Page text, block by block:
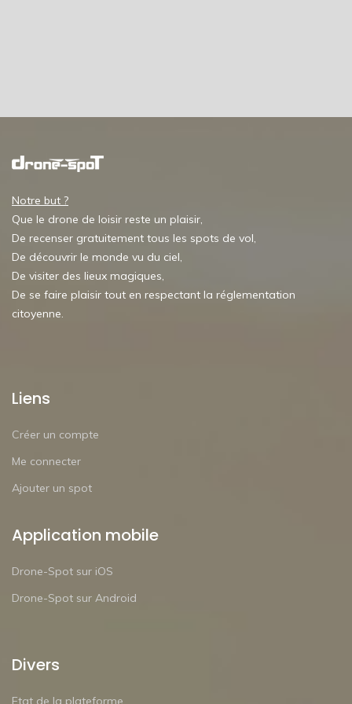
Notre but ?
Que le drone de loisir reste un plaisir,
De recenser gratuitement tous les spots de vol,
De découvrir le monde vu du ciel,
De visiter des lieux magiques,
De se faire plaisir tout en respectant la réglementation
citoyenne.
Liens
Créer un compte
Me connecter
Ajouter un spot
Application mobile
Drone-Spot sur iOS
Drone-Spot sur Android
Divers
Etat de la plateforme